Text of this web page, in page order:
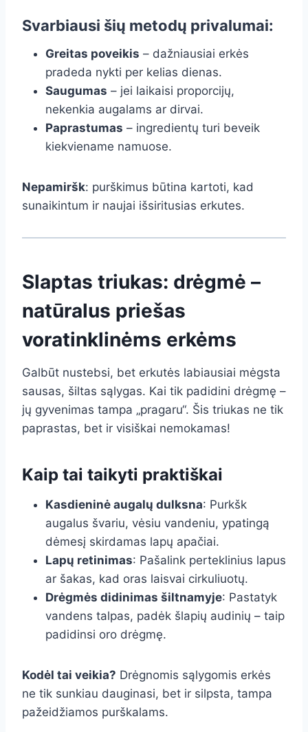
Svarbiausi šių metodų privalumai:
Greitas poveikis – dažniausiai erkės
pradeda nykti per kelias dienas.
Saugumas – jei laikaisi proporcijų,
nekenkia augalams ar dirvai.
Paprastumas – ingredientų turi beveik
kiekviename namuose.
Nepamiršk: purškimus būtina kartoti, kad
sunaikintum ir naujai išsiritusias erkutes.
Slaptas triukas: drėgmė –
natūralus priešas
voratinklinėms erkėms
Galbūt nustebsi, bet erkutės labiausiai mėgsta
sausas, šiltas sąlygas. Kai tik padidini drėgmę –
jų gyvenimas tampa „pragaru“. Šis triukas ne tik
paprastas, bet ir visiškai nemokamas!
Kaip tai taikyti praktiškai
Kasdieninė augalų dulksna: Purkšk
augalus švariu, vėsiu vandeniu, ypatingą
dėmesį skirdamas lapų apačiai.
Lapų retinimas: Pašalink perteklinius lapus
ar šakas, kad oras laisvai cirkuliuotų.
Drėgmės didinimas šiltnamyje: Pastatyk
vandens talpas, padėk šlapių audinių – taip
padidinsi oro drėgmę.
Kodėl tai veikia? Drėgnomis sąlygomis erkės
ne tik sunkiau dauginasi, bet ir silpsta, tampa
pažeidžiamos purškalams.